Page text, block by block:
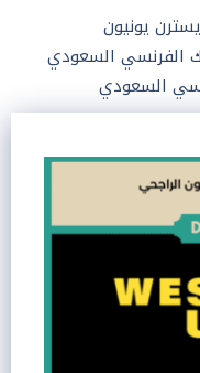
يونيون
الفرنسي السعودي
السعودي